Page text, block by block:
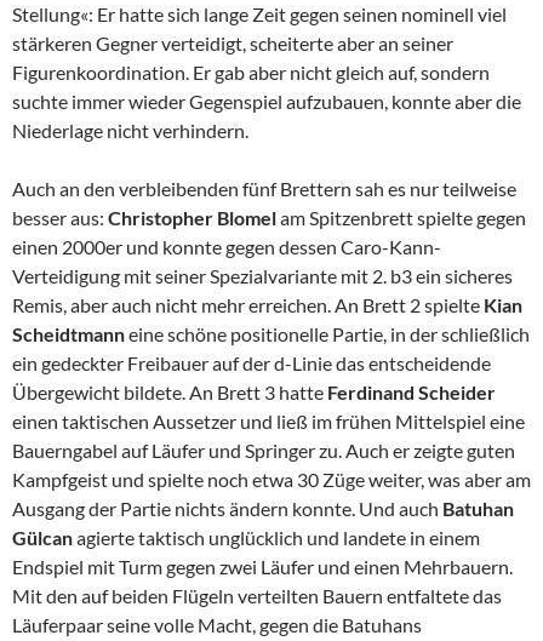
Stellung«: Er hatte sich lange Zeit gegen seinen nominell viel
stärkeren Gegner verteidigt, scheiterte aber an seiner
Figurenkoordination. Er gab aber nicht gleich auf, sondern
suchte immer wieder Gegenspiel aufzubauen, konnte aber die
Niederlage nicht verhindern.
Auch an den verbleibenden fünf Brettern sah es nur teilweise
besser aus: Christopher Blomelam Spitzenbrett spielte gegen
einen 2000er und konnte gegen dessen Caro-Kann-
Verteidigung mit seiner Spezialvariante mit 2. b3 ein sicheres
Remis, aber auch nicht mehr erreichen. An Brett 2 spielte Kian
Scheidtmanneine schöne positionelle Partie, in der schließlich
ein gedeckter Freibauer auf der d-Linie das entscheidende
Übergewicht bildete. An Brett 3 hatte Ferdinand Scheider
einen taktischen Aussetzer und ließ im frühen Mittelspiel eine
Bauerngabel auf Läufer und Springer zu. Auch er zeigte guten
Kampfgeist und spielte noch etwa 30 Züge weiter, was aber am
Ausgang der Partie nichts ändern konnte. Und auch Batuhan
Gülcanagierte taktisch unglücklich und landete in einem
Endspiel mit Turm gegen zwei Läufer und einen Mehrbauern.
Mit den auf beiden Flügeln verteilten Bauern entfaltete das
Läuferpaar seine volle Macht, gegen die Batuhans